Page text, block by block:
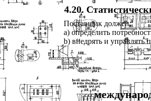
4.20.
Поставщик должен:
а) определить
b) внедрять и управлять